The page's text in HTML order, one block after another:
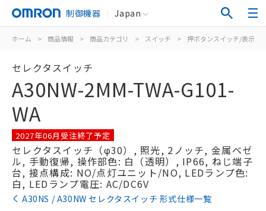
制御機器 Japan
ホーム > 商品情報 > 商品カテゴリ > スイッチ > 押ボタンスイッチ/表示灯
セレクタスイッチ
A30NW-2MM-TWA-G101-
WA
2027年06月受注終了予定
セレクタスイッチ（φ30）, 照光, 2ノッチ, 金属ベゼ
ル, 手動復帰, 操作部色: 白（透明）, IP66, ねじ端子
台, 接点構成: NO/点灯ユニット/NO, LEDランプ色:
白, LEDランプ電圧: AC/DC6V
A30NS / A30NW セレクタスイッチ 形式仕様一覧